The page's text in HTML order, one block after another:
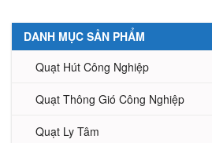
DANH MỤC SẢN PHẨM
Quạt Hút Công Nghiệp
Quạt Thông Gió Công Nghiệp
Quạt Ly Tâm